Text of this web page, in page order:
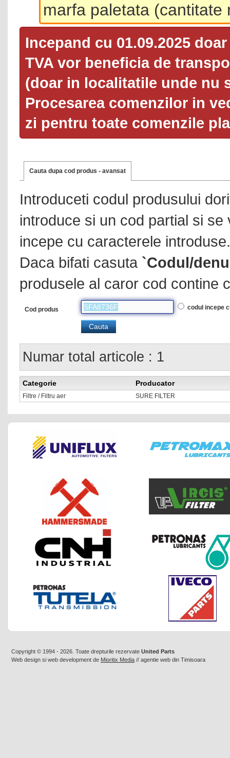
marfa paletata (cantitate
Incepand cu 01.09.2025
TVA vor beneficia de
(doar in localitatile unde nu
Procesarea comenzilor in
zi pentru toate comenzile
Cauta dupa cod produs - avansat
Introduceti codul produsului
introduce si un cod partial si
incepe cu caracterele introduse.
Daca bifati casuta `Codul/
produsele al caror cod contine
Cod produs codul incepe
Numar total articole : 1
Categorie Producator
Filtre / Filtru aer SURE FILTER
Copyright © 1994 - 2026. Toate drepturile rezervate United Parts
Web design si web development de Mioritix Media // agentie web din Timisoara